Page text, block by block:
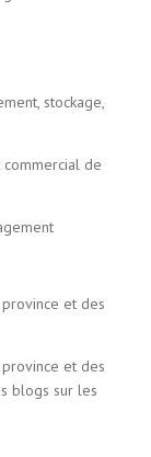
stockage,
de
et des
et des
blogs sur les